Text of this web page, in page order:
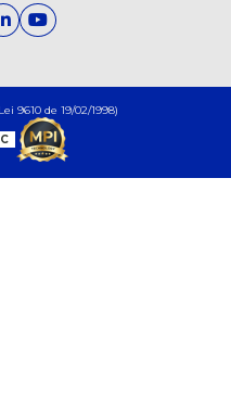
9610 de 19/02/1998)